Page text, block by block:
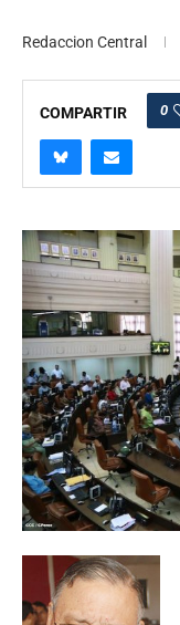
Redaccion Central
COMPARTIR 0